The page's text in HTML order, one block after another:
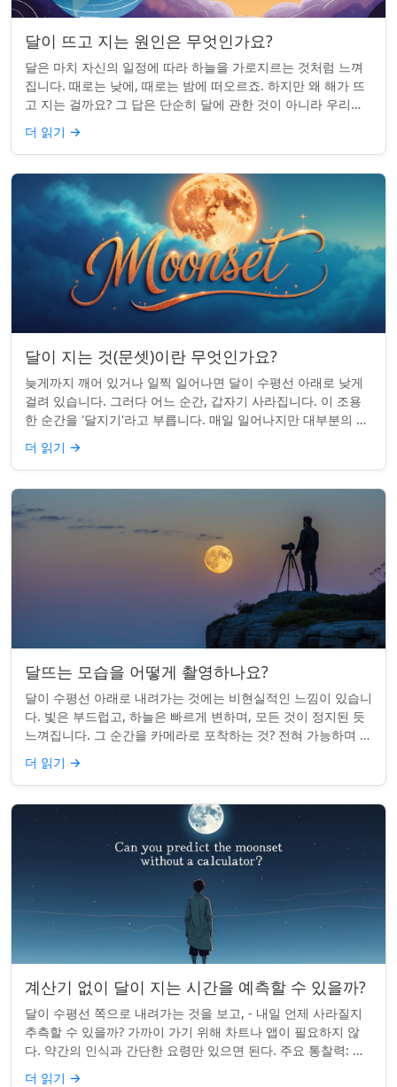
달이 뜨고 지는 원인은 무엇인가요?
달은 마치 자신의 일정에 따라 하늘을 가로지르는 것처럼 느껴
집니다. 때로는 낮에, 때로는 밤에 떠오르죠. 하지만 왜 해가 뜨
고 지는 걸까요? 그 답은 단순히 달에 관한 것이 아니라 우리에
관한 것입니다. 핵심 통찰:...
더 읽기 →
달이 지는 것(문셋)이란 무엇인가요?
늦게까지 깨어 있거나 일찍 일어나면 달이 수평선 아래로 낮게
걸려 있습니다. 그러다 어느 순간, 갑자기 사라집니다. 이 조용
한 순간을 '달지기'라고 부릅니다. 매일 일어나지만 대부분의 사
람들은 놓치곤 합니다. 핵심 ...
더 읽기 →
달뜨는 모습을 어떻게 촬영하나요?
달이 수평선 아래로 내려가는 것에는 비현실적인 느낌이 있습니
다. 빛은 부드럽고, 하늘은 빠르게 변하며, 모든 것이 정지된 듯
느껴집니다. 그 순간을 카메라로 포착하는 것? 전혀 가능하며 가
치가 있습니다. 간단한 팁:...
더 읽기 →
계산기 없이 달이 지는 시간을 예측할 수 있을까?
달이 수평선 쪽으로 내려가는 것을 보고, - 내일 언제 사라질지
추측할 수 있을까? 가까이 가기 위해 차트나 앱이 필요하지 않
다. 약간의 인식과 간단한 요령만 있으면 된다. 주요 통찰력: 오
늘의 달 뜨는 시간을 알고...
더 읽기 →